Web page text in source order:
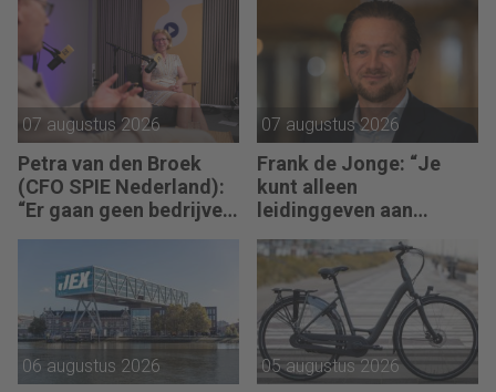
07 augustus 2026
Petra van den Broek
(CFO SPIE Nederland):
“Er gaan geen bedrijven
07 augustus 2026
Frank de Jonge: “Je
kunt alleen
leidinggeven aan
kunt geven aan jezelf.”
06 augustus 2026 05 augustus 2026